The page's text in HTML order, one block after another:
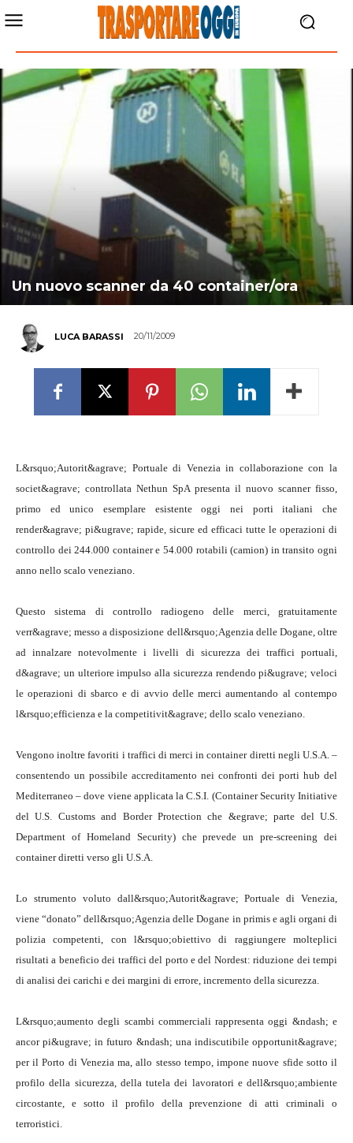
Un nuovo scanner da 40 container/ora
LUCA BARASSI 20/11/2009
L&rsquo;Autorit&agrave; Portuale di Venezia in collaborazione con la
societ&agrave; controllata Nethun SpA presenta il nuovo scanner fisso,
primo ed unico esemplare esistente oggi nei porti italiani che
render&agrave; pi&ugrave; rapide, sicure ed efficaci tutte le operazioni di
controllo dei 244.000 container e 54.000 rotabili (camion) in transito ogni
anno nello scalo veneziano.
Questo sistema di controllo radiogeno delle merci, gratuitamente
verr&agrave; messo a disposizione dell&rsquo;Agenzia delle Dogane, oltre
ad innalzare notevolmente i livelli di sicurezza dei traffici portuali,
d&agrave; un ulteriore impulso alla sicurezza rendendo pi&ugrave; veloci
le operazioni di sbarco e di avvio delle merci aumentando al contempo
l&rsquo;efficienza e la competitivit&agrave; dello scalo veneziano.
Vengono inoltre favoriti i traffici di merci in container diretti negli U.S.A. –
consentendo un possibile accreditamento nei confronti dei porti hub del
Mediterraneo – dove viene applicata la C.S.I. (Container Security Initiative
del U.S. Customs and Border Protection che &egrave; parte del U.S.
Department of Homeland Security) che prevede un pre-screening dei
container diretti verso gli U.S.A.
Lo strumento voluto dall&rsquo;Autorit&agrave; Portuale di Venezia,
viene “donato” dell&rsquo;Agenzia delle Dogane in primis e agli organi di
polizia competenti, con l&rsquo;obiettivo di raggiungere molteplici
risultati a beneficio dei traffici del porto e del Nordest: riduzione dei tempi
di analisi dei carichi e dei margini di errore, incremento della sicurezza.
L&rsquo;aumento degli scambi commerciali rappresenta oggi &ndash; e
ancor pi&ugrave; in futuro &ndash; una indiscutibile opportunit&agrave;
per il Porto di Venezia ma, allo stesso tempo, impone nuove sfide sotto il
profilo della sicurezza, della tutela dei lavoratori e dell&rsquo;ambiente
circostante, e sotto il profilo della prevenzione di atti criminali o
terroristici.